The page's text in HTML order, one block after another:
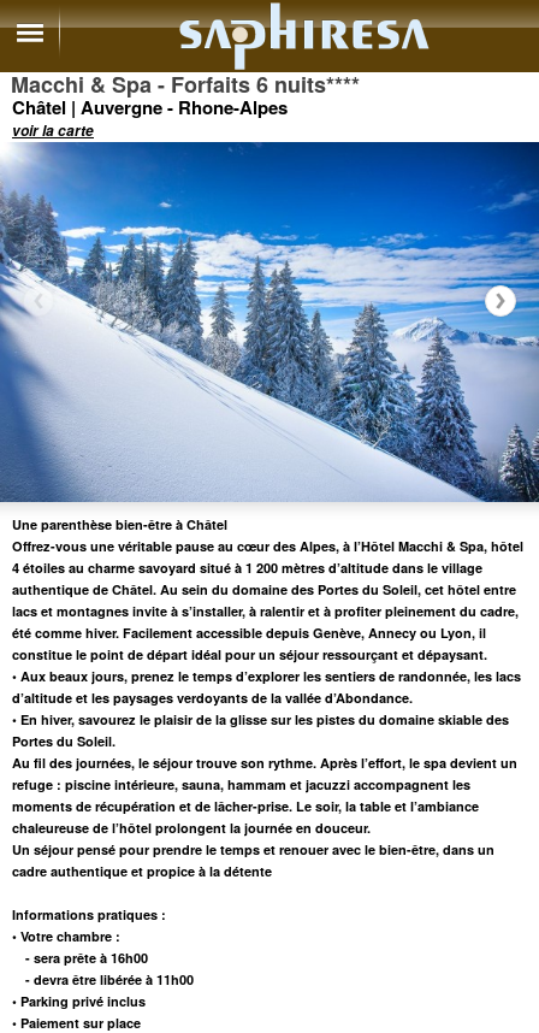
Macchi & Spa - Forfaits 6 nuits****
Châtel | Auvergne - Rhone-Alpes
voir la carte
Une parenthèse bien-être à Châtel
Offrez-vous une véritable pause au cœur des Alpes, à l’Hôtel Macchi & Spa, hôtel
4 étoiles au charme savoyard situé à 1 200 mètres d’altitude dans le village
authentique de Châtel. Au sein du domaine des Portes du Soleil, cet hôtel entre
lacs et montagnes invite à s’installer, à ralentir et à profiter pleinement du cadre,
été comme hiver. Facilement accessible depuis Genève, Annecy ou Lyon, il
constitue le point de départ idéal pour un séjour ressourçant et dépaysant.
• Aux beaux jours, prenez le temps d’explorer les sentiers de randonnée, les lacs
d’altitude et les paysages verdoyants de la vallée d’Abondance.
• En hiver, savourez le plaisir de la glisse sur les pistes du domaine skiable des
Portes du Soleil.
Au fil des journées, le séjour trouve son rythme. Après l’effort, le spa devient un
refuge : piscine intérieure, sauna, hammam et jacuzzi accompagnent les
moments de récupération et de lâcher-prise. Le soir, la table et l’ambiance
chaleureuse de l’hôtel prolongent la journée en douceur.
Un séjour pensé pour prendre le temps et renouer avec le bien-être, dans un
cadre authentique et propice à la détente
Informations pratiques :
• Votre chambre :
- sera prête à 16h00
- devra être libérée à 11h00
• Parking privé inclus
• Paiement sur place